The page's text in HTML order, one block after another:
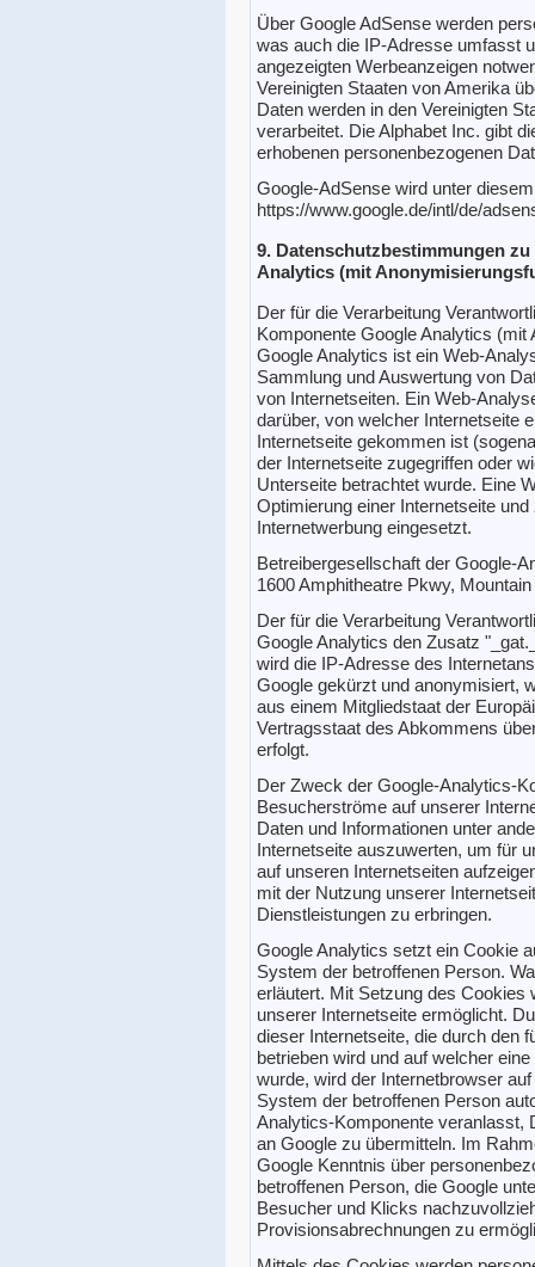
Über Google AdSense werden
was auch die IP-Adresse umfasst
angezeigten Werbeanzeigen
Vereinigten Staaten von Amerika
Daten werden in den Vereinigten
verarbeitet. Die Alphabet Inc. gibt
erhobenen personenbezogenen
Google-AdSense wird unter
https://www.google.de/intl/de/
9. Datenschutzbestimmungen
Analytics (mit
Der für die Verarbeitung
Komponente Google Analytics
Google Analytics ist ein Web-
Sammlung und Auswertung von
von Internetseiten. Ein Web-
darüber, von welcher Internetseite
Internetseite gekommen ist
der Internetseite zugegriffen oder
Unterseite betrachtet wurde. Eine
Optimierung einer Internetseite
Internetwerbung eingesetzt.
Betreibergesellschaft der Google-
1600 Amphitheatre Pkwy,
Der für die Verarbeitung
Google Analytics den Zusatz
wird die IP-Adresse des
Google gekürzt und anonymisiert,
aus einem Mitgliedstaat der
Vertragsstaat des Abkommens
erfolgt.
Der Zweck der Google-Analytics-
Besucherströme auf unserer
Daten und Informationen unter
Internetseite auszuwerten, um für
auf unseren Internetseiten
mit der Nutzung unserer
Dienstleistungen zu erbringen.
Google Analytics setzt ein Cookie
System der betroffenen Person.
erläutert. Mit Setzung des Cookies
unserer Internetseite ermöglicht.
dieser Internetseite, die durch den
betrieben wird und auf welcher
wurde, wird der Internetbrowser
System der betroffenen Person
Analytics-Komponente veranlasst,
an Google zu übermitteln. Im
Google Kenntnis über
betroffenen Person, die Google
Besucher und Klicks
Provisionsabrechnungen zu